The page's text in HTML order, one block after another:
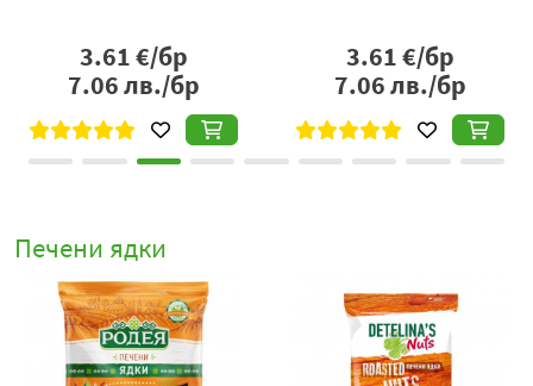
3.61€/бр
7.06лв./бр
3.61€/бр
7.06лв./бр
Печени ядки